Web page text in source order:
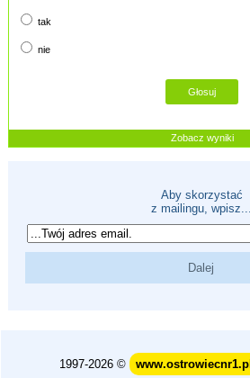
tak
nie
Zobacz wyniki
Aby skorzystać
z mailingu, wpisz...
1997-2026 © www.ostrowiecnr1.pl